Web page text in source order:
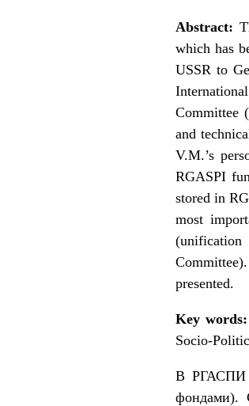
Abstract:
which has
USSR to
Committee
and
V.M.’s
RGASPI
stored in
most
presented.
Key
Socio-
В РГАСПИ
фондами).